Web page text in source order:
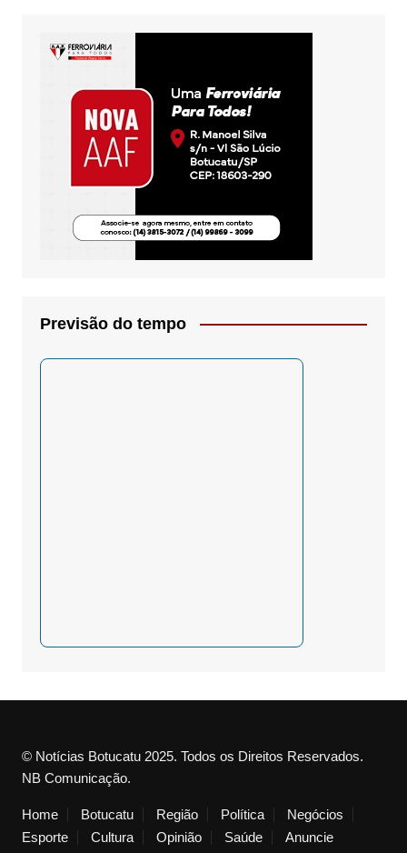
Previsão do tempo
© Notícias Botucatu 2025. Todos os Direitos Reservados.
NB Comunicação.
Home Botucatu Região Política
Negócios
Esporte
Cultura Opinião Saúde Anuncie